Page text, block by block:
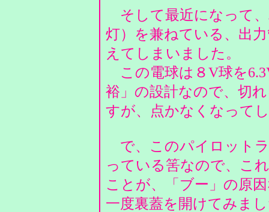
そして最近になって
灯）を兼ねている、出
えてしまいました。
この電球は８V球を
裕」の設計なので、切
すが、点かなくなって
で、このパイロット
っている筈なので、こ
ことが、「ブー」の原
一度裏蓋を開けてみま